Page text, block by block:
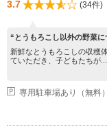
3.7 (34件)
“とうもろこし以外の野菜
新鮮なとうもろこしの収穫
ていただき、子どもたちが...
専用駐車場あり（無料